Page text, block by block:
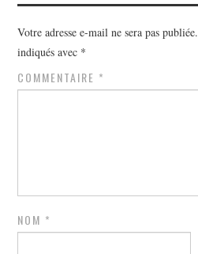
Votre adresse e-mail ne sera pas publiée.
indiqués avec *
COMMENTAIRE *
NOM *